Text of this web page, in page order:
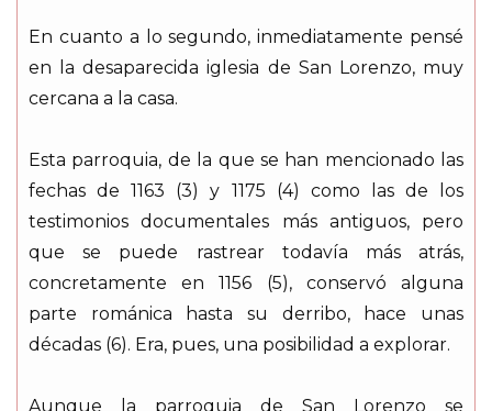
En cuanto a lo segundo, inmediatamente pensé
en la desaparecida iglesia de San Lorenzo, muy
cercana a la casa.
Esta parroquia, de la que se han mencionado las
fechas de 1163 (3) y 1175 (4) como las de los
testimonios documentales más antiguos, pero
que se puede rastrear todavía más atrás,
concretamente en 1156 (5), conservó alguna
parte románica hasta su derribo, hace unas
décadas (6). Era, pues, una posibilidad a explorar.
Aunque la parroquia de San Lorenzo se